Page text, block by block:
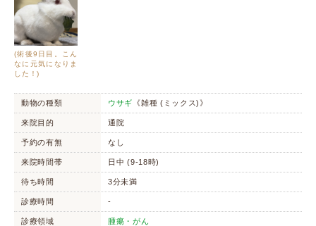
(術後9日目。こん
なに元気になりま
した！)
動物の種類 ウサギ 《雑種 (ミックス)》
来院目的 通院
予約の有無 なし
来院時間帯 日中 (9-18時)
待ち時間 3分未満
診療時間 -
診療領域 腫瘍・がん